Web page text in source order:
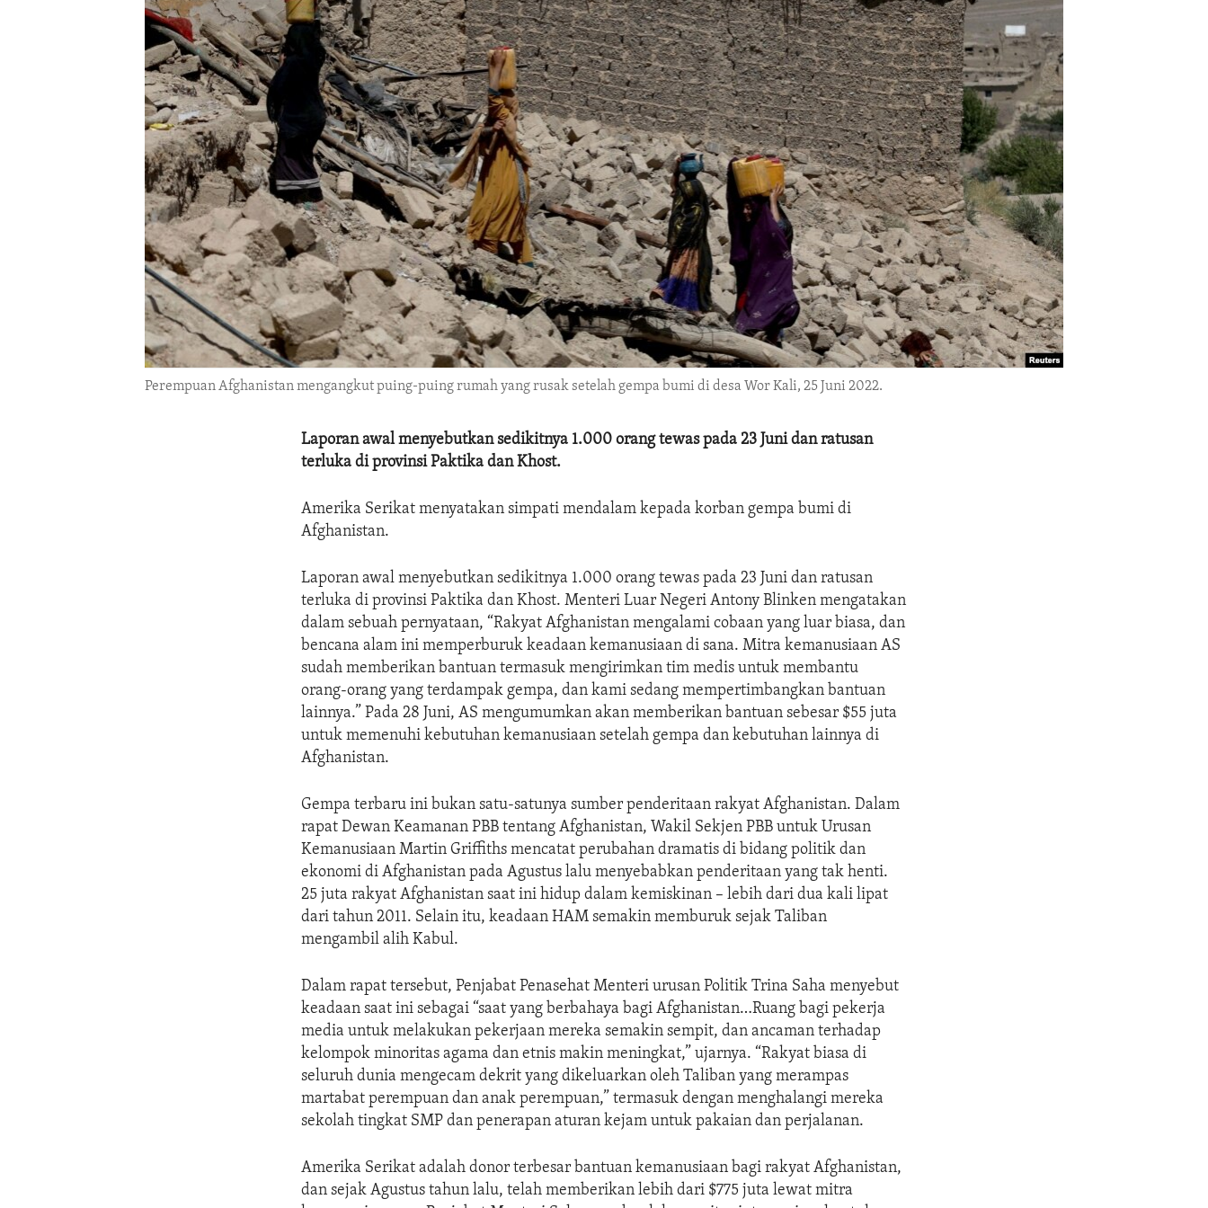
IDEALS AND INSTITUTIONS
Perempuan Afghanistan mengangkut puing-puing rumah yang rusak setelah gempa bumi di desa Wor Kali, 25 Juni 2022.
Laporan awal menyebutkan sedikitnya 1.000 orang tewas pada 23 Juni dan ratusan
terluka di provinsi Paktika dan Khost.
Amerika Serikat menyatakan simpati mendalam kepada korban gempa bumi di
Afghanistan.
Laporan awal menyebutkan sedikitnya 1.000 orang tewas pada 23 Juni dan ratusan
terluka di provinsi Paktika dan Khost. Menteri Luar Negeri Antony Blinken mengatakan
dalam sebuah pernyataan, “Rakyat Afghanistan mengalami cobaan yang luar biasa, dan
bencana alam ini memperburuk keadaan kemanusiaan di sana. Mitra kemanusiaan AS
sudah memberikan bantuan termasuk mengirimkan tim medis untuk membantu
orang-orang yang terdampak gempa, dan kami sedang mempertimbangkan bantuan
lainnya.” Pada 28 Juni, AS mengumumkan akan memberikan bantuan sebesar $55 juta
untuk memenuhi kebutuhan kemanusiaan setelah gempa dan kebutuhan lainnya di
Afghanistan.
Gempa terbaru ini bukan satu-satunya sumber penderitaan rakyat Afghanistan. Dalam
rapat Dewan Keamanan PBB tentang Afghanistan, Wakil Sekjen PBB untuk Urusan
Kemanusiaan Martin Griffiths mencatat perubahan dramatis di bidang politik dan
ekonomi di Afghanistan pada Agustus lalu menyebabkan penderitaan yang tak henti.
25 juta rakyat Afghanistan saat ini hidup dalam kemiskinan – lebih dari dua kali lipat
dari tahun 2011. Selain itu, keadaan HAM semakin memburuk sejak Taliban
mengambil alih Kabul.
Dalam rapat tersebut, Penjabat Penasehat Menteri urusan Politik Trina Saha menyebut
keadaan saat ini sebagai “saat yang berbahaya bagi Afghanistan…Ruang bagi pekerja
media untuk melakukan pekerjaan mereka semakin sempit, dan ancaman terhadap
kelompok minoritas agama dan etnis makin meningkat,” ujarnya. “Rakyat biasa di
seluruh dunia mengecam dekrit yang dikeluarkan oleh Taliban yang merampas
martabat perempuan dan anak perempuan,” termasuk dengan menghalangi mereka
sekolah tingkat SMP dan penerapan aturan kejam untuk pakaian dan perjalanan.
Amerika Serikat adalah donor terbesar bantuan kemanusiaan bagi rakyat Afghanistan,
dan sejak Agustus tahun lalu, telah memberikan lebih dari $775 juta lewat mitra